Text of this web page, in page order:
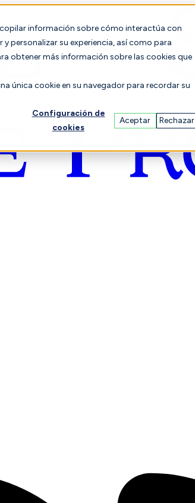
información sobre cómo interactúa con
personalizar su experiencia, así como para
obtener más información sobre las cookies que
única cookie en su navegador para recordar su
Configuración de
cookies
Aceptar Rechazar